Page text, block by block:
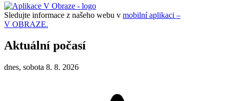
Sledujte informace z našeho webu v mobilní aplikaci –
V OBRAZE.
Aktuální počasí
dnes, sobota 8. 8. 2026